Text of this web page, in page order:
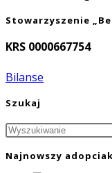
Stowarzyszenie
KRS 0000667754
Bilanse
Szukaj
Najnowszy adopciak